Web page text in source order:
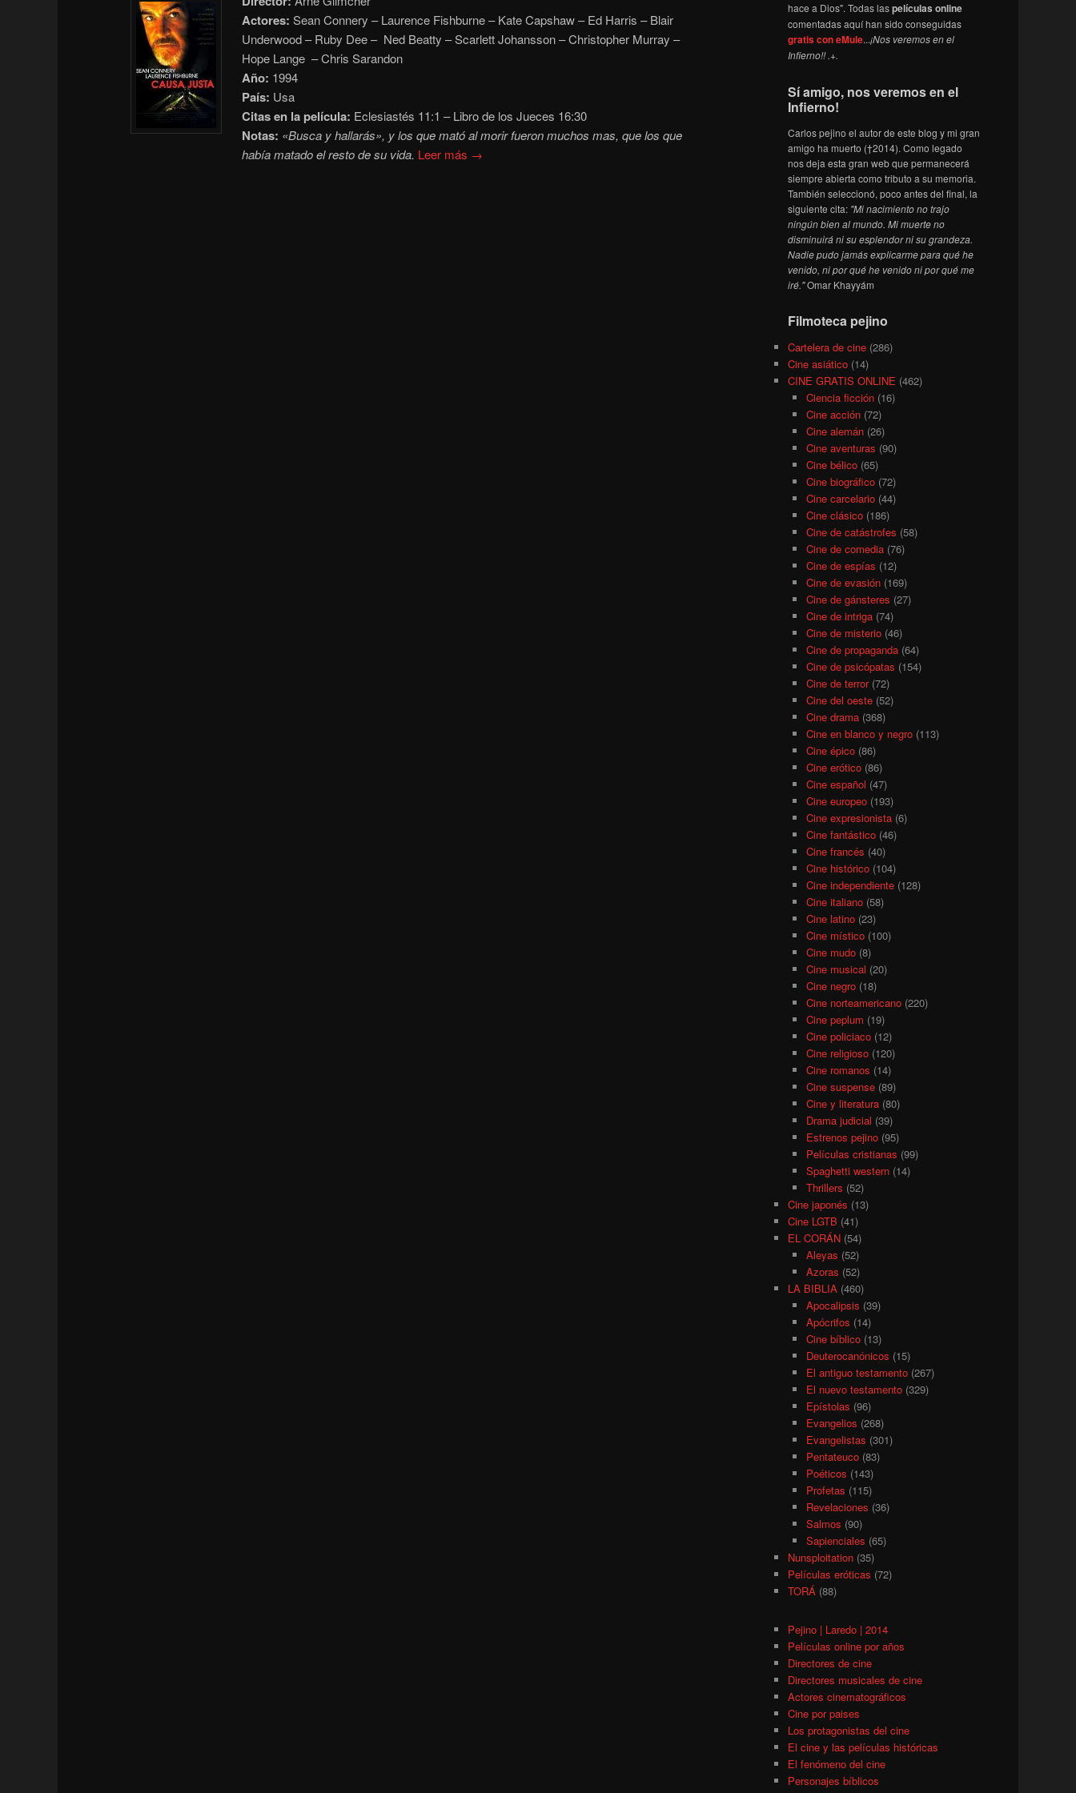
Actores: Sean Connery – Laurence Fishburne – Kate Capshaw – Ed Harris – Blair
Underwood – Ruby Dee – Ned Beatty – Scarlett Johansson – Christopher Murray –
Hope Lange – Chris Sarandon
Año: 1994
País: Usa
Citas en la película: Eclesiastés 11:1 – Libro de los Jueces 16:30
Notas: «Busca y hallarás», y los que mató al morir fueron muchos mas, que los que
había matado el resto de su vida. Leer más →
hace a Dios". Todas laspelículas online
comentadas aquí han sido conseguidas
gratis con eMule...¡Nos veremos en el
Infierno!! .+.
Sí amigo, nos veremos en el
Infierno!
Carlos pejino el autor de este blog y mi gran
amigo ha muerto (†2014). Como legado
nos deja esta gran web que permanecerá
siempre abierta como tributo a su memoria.
También seleccionó, poco antes del final, la
siguiente cita: "Mi nacimiento no trajo
ningún bien al mundo. Mi muerte no
disminuirá ni su esplendor ni su grandeza.
Nadie pudo jamás explicarme para qué he
venido, ni por qué he venido ni por qué me
iré."Omar Khayyám
Filmoteca pejino
Cartelera de cine (286)
Cine asiático (14)
CINE GRATIS ONLINE (462)
Ciencia ficción(16)
Cine acción(72)
Cine alemán(26)
Cine aventuras (90)
Cine bélico(65)
Cine biográfico(72)
Cine carcelario(44)
Cine clásico(186)
Cine de catástrofes (58)
Cine de comedia(76)
Cine de espías (12)
Cine de evasión(169)
Cine de gánsteres (27)
Cine de intriga(74)
Cine de misterio(46)
Cine de propaganda(64)
Cine de psicópatas (154)
Cine de terror(72)
Cine del oeste(52)
Cine drama(368)
Cine en blanco y negro(113)
Cine épico(86)
Cine erótico(86)
Cine español (47)
Cine europeo(193)
Cine expresionista(6)
Cine fantástico(46)
Cine francés (40)
Cine histórico(104)
Cine independiente(128)
Cine italiano(58)
Cine latino(23)
Cine místico(100)
Cine mudo(8)
Cine musical (20)
Cine negro(18)
Cine norteamericano(220)
Cine peplum (19)
Cine policiaco(12)
Cine religioso(120)
Cine romanos (14)
Cine suspense(89)
Cine y literatura(80)
Drama judicial (39)
Estrenos pejino(95)
Películas cristianas (99)
Spaghetti western(14)
Thrillers (52)
Cine japonés (13)
Cine LGTB (41)
EL CORÁN (54)
Aleyas (52)
Azoras (52)
LA BIBLIA (460)
Apocalipsis (39)
Apócrifos (14)
Cine bíblico(13)
Deuterocanónicos (15)
El antiguo testamento(267)
El nuevo testamento(329)
Epístolas (96)
Evangelios (268)
Evangelistas (301)
Pentateuco(83)
Poéticos (143)
Profetas (115)
Revelaciones (36)
Salmos (90)
Sapienciales (65)
Nunsploitation (35)
Películas eróticas (72)
TORÁ (88)
Pejino | Laredo | 2014
Películas online por años
Directores de cine
Directores musicales de cine
Actores cinematográficos
Cine por paises
Los protagonistas del cine
El cine y las películas históricas
El fenómeno del cine
Personajes bíblicos